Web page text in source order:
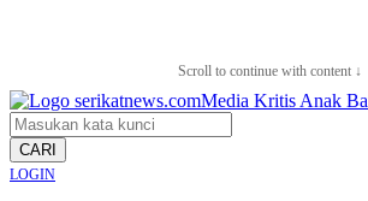
Scroll to continue with content ↓
CARI
LOGIN